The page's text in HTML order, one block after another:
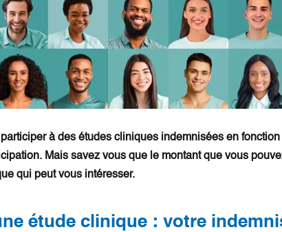
à des études cliniques indemnisées en
Mais savez vous que le montant que vous
qui peut vous intéresser.
étude clinique : votre